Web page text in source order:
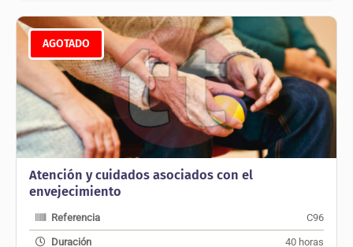
AGOTADO
Atención y cuidados asociados con el
envejecimiento
Referencia C96
Duración 40 horas